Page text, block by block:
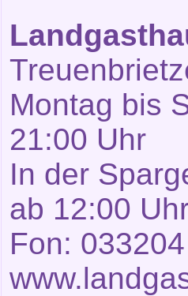
Montag bis
21:00 Uhr
In der
ab 12:00
Fon: